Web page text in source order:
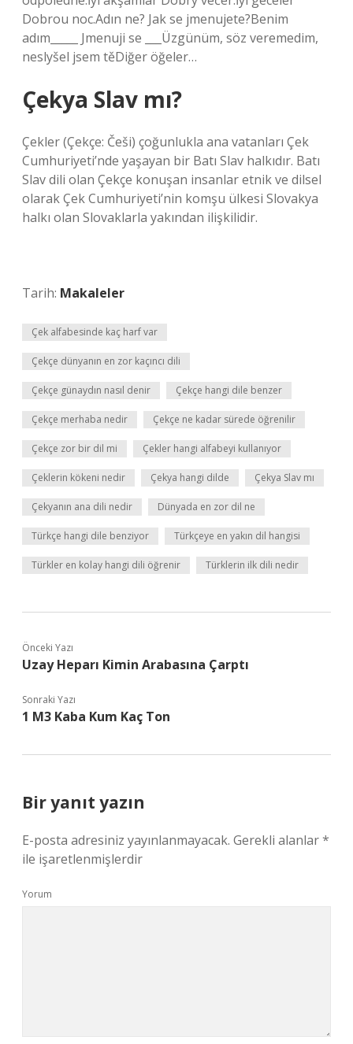
Dobrou noc.Adın ne? Jak se jmenujete?Benim
adım_____ Jmenuji se ___Üzgünüm, söz veremedim,
neslyšel jsem těDiğer öğeler…
Çekya Slav mı?
Çekler (Çekçe: Češi) çoğunlukla ana vatanları Çek
Cumhuriyeti’nde yaşayan bir Batı Slav halkıdır. Batı
Slav dili olan Çekçe konuşan insanlar etnik ve dilsel
olarak Çek Cumhuriyeti’nin komşu ülkesi Slovakya
halkı olan Slovaklarla yakından ilişkilidir.
Tarih: Makaleler
Çek alfabesinde kaç harf var
Çekçe dünyanın en zor kaçıncı dili
Çekçe günaydın nasıl denir Çekçe hangi dile benzer
Çekçe merhaba nedir Çekçe ne kadar sürede öğrenilir
Çekçe zor bir dil mi Çekler hangi alfabeyi kullanıyor
Çeklerin kökeni nedir Çekya hangi dilde Çekya Slav mı
Çekyanın ana dili nedir Dünyada en zor dil ne
Türkçe hangi dile benziyor Türkçeye en yakın dil hangisi
Türkler en kolay hangi dili öğrenir Türklerin ilk dili nedir
Önceki Yazı
Uzay Heparı Kimin Arabasına Çarptı
Sonraki Yazı
1 M3 Kaba Kum Kaç Ton
Bir yanıt yazın
E-posta adresiniz yayınlanmayacak. Gerekli alanlar*
ile işaretlenmişlerdir
Yorum